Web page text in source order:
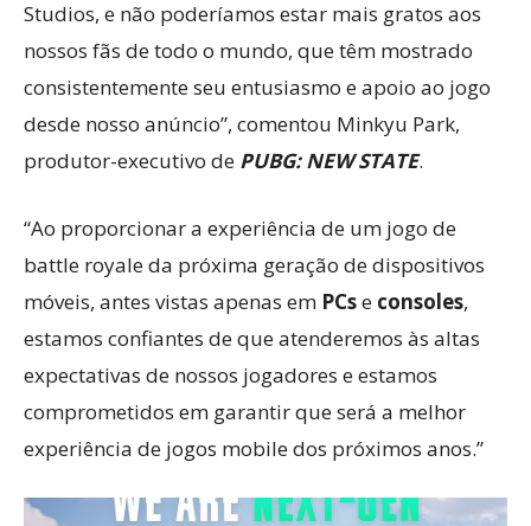
Studios, e não poderíamos estar mais gratos aos
nossos fãs de todo o mundo, que têm mostrado
consistentemente seu entusiasmo e apoio ao jogo
desde nosso anúncio”, comentou Minkyu Park,
produtor-executivo de PUBG: NEW STATE.
“Ao proporcionar a experiência de um jogo de
battle royale da próxima geração de dispositivos
móveis, antes vistas apenas em PCse consoles,
estamos confiantes de que atenderemos às altas
expectativas de nossos jogadores e estamos
comprometidos em garantir que será a melhor
experiência de jogos mobile dos próximos anos.”